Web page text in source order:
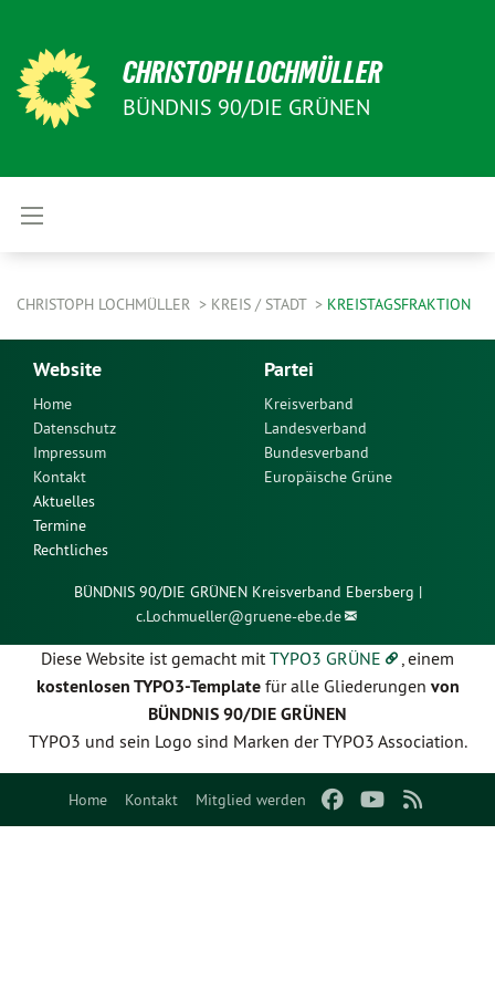
Home Kontakt Mitglied werden
CHRISTOPH LOCHMÜLLER
BÜNDNIS 90/DIE GRÜNEN
CHRISTOPH LOCHMÜLLER KREIS / STADT KREISTAGSFRAKTION
Website
Home
Datenschutz
Impressum
Kontakt
Aktuelles
Termine
Rechtliches
Partei
Kreisverband
Landesverband
Bundesverband
Europäische Grüne
BÜNDNIS 90/DIE GRÜNEN Kreisverband Ebersberg |
c.Lochmueller@gruene-ebe.de
Diese Website ist gemacht mitTYPO3 GRÜNE , einem
kostenlosen TYPO3-Templatefür alle Gliederungen von
BÜNDNIS 90/DIE GRÜNEN
TYPO3 und sein Logo sind Marken der TYPO3 Association.